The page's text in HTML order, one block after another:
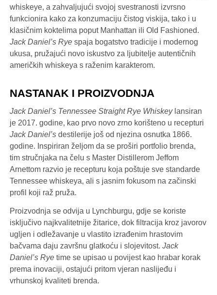
whiskeye, a zahvaljujući svojoj svestranosti izvrsno
funkcionira kako za konzumaciju čistog viskija, tako i u
klasičnim koktelima poput Manhattan ili Old Fashioned.
Jack Daniel’s Rye spaja bogatstvo tradicije i modernog
ukusa, pružajući novo iskustvo za ljubitelje autentičnih
američkih whiskeya s raženim karakterom.
NASTANAK I PROIZVODNJA
Jack Daniel’s Tennessee Straight Rye Whiskeylansiran
je 2017. godine, kao prvo novo zrno korišteno u recepturi
Jack Daniel’s destilerije još od njezina osnutka 1866.
godine. Inspiriran željom da se proširi portfolio brenda,
tim stručnjaka na čelu s Master Distillerom Jeffom
Arnettom razvio je recepturu koja poštuje sve standarde
Tennessee whiskeya, ali s jasnim fokusom na začinski
profil koji raž pruža.
Proizvodnja se odvija u Lynchburgu, gdje se koriste
isključivo najkvalitetnije žitarice, dok filtracija kroz javorov
ugljen i odležavanje u vlastito izrađenim hrastovim
bačvama daju završnu glatkoću i slojevitost. Jack
Daniel’s Rye time se upisao u povijest kao hrabar korak
prema inovaciji, ostajući pritom vjeran naslijeđu i
vrhunskoj kvaliteti brenda.